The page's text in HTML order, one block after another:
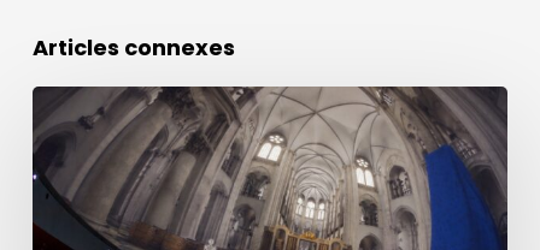
Articles connexes
film
archéo-
concert
sur